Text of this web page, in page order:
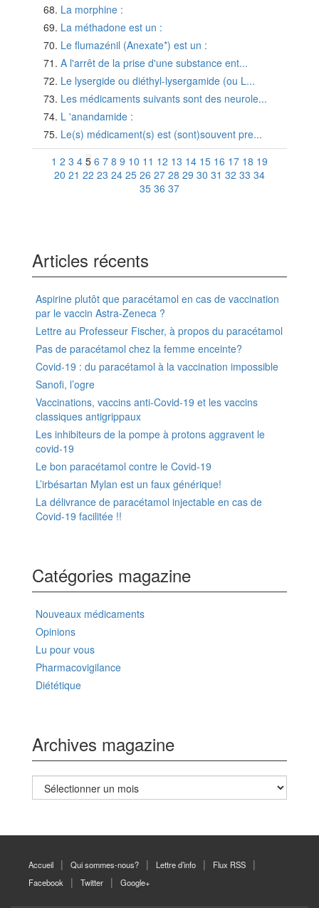
La morphine :
La méthadone est un :
Le flumazénil (Anexate*) est un :
A l'arrêt de la prise d'une substance ent...
Le lysergide ou diéthyl-lysergamide (ou L...
Les médicaments suivants sont des neurole...
L 'anandamide :
Le(s) médicament(s) est (sont)souvent pre...
1 2 3 4 5 6 7 8 9 10 11 12 13 14 15 16 17 18 19
20 21 22 23 24 25 26 27 28 29 30 31 32 33 34
35 36 37
Articles récents
Aspirine plutôt que paracétamol en cas de vaccination
par le vaccin Astra-Zeneca ?
Lettre au Professeur Fischer, à propos du paracétamol
Pas de paracétamol chez la femme enceinte?
Covid-19 : du paracétamol à la vaccination impossible
Sanofi, l’ogre
Vaccinations, vaccins anti-Covid-19 et les vaccins
classiques antigrippaux
Les inhibiteurs de la pompe à protons aggravent le
covid-19
Le bon paracétamol contre le Covid-19
L’irbésartan Mylan est un faux générique!
La délivrance de paracétamol injectable en cas de
Covid-19 facilitée !!
Catégories magazine
Nouveaux médicaments
Opinions
Lu pour vous
Pharmacovigilance
Diététique
Archives magazine
Archives
magazine
Accueil Qui sommes-nous? Lettre d’info
Flux RSS
Facebook
Twitter Google+